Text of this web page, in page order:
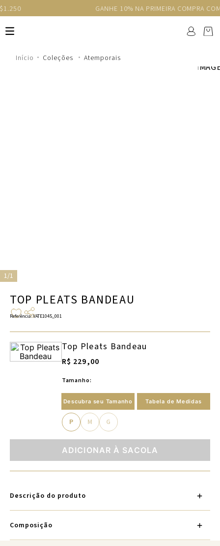
GANHE 10% NA PRIMEIRA COMPRA COM O CUPOM
Coleções Atemporais
1/1
TOP PLEATS BANDEAU
Referência:VATE1045_001
Top Pleats Bandeau
R$ 229,00
Tamanho:
Descubra seu Tamanho Tabela de Medidas
P M G
ADICIONAR À SACOLA
Descrição do produto
Composição